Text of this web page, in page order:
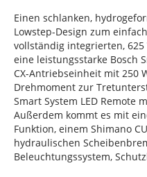
Einen schlanken,
Lowstep-Design zum
vollständig integrierten, 625
eine leistungsstarke Bosch
CX-Antriebseinheit mit 250
Drehmoment zur
Smart System LED Remote
Außerdem kommt es mit
Funktion, einem Shimano
hydraulischen
Beleuchtungssystem,